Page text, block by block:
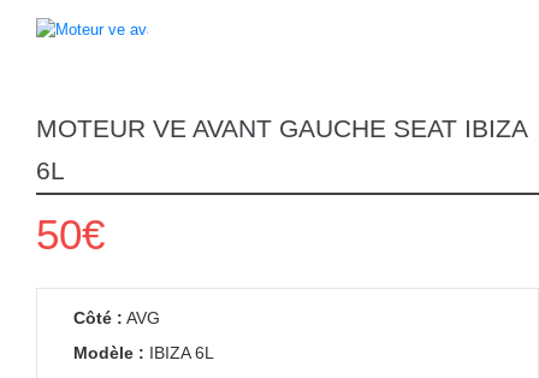
MOTEUR VE AVANT GAUCHE SEAT IBIZA
6L
50€
Côté : AVG
Modèle : IBIZA 6L